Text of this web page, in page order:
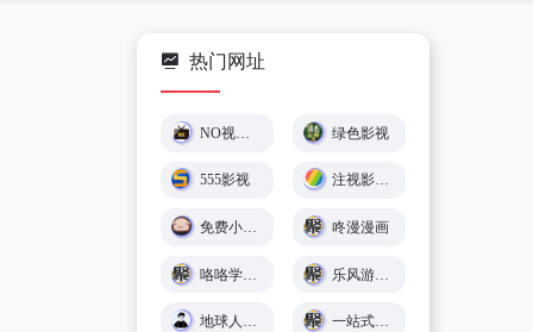
热门网址
绿色影视
555影视 注视影视 - 免费在线观影
免费小游戏在线玩 🕹️ 小猪秒玩 咚漫漫画
地球人导航 - 探索全网优质免费资源 一站式在线工具服务平台 - 工具派